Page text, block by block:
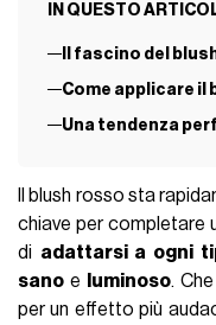
IN QUESTO
Il fascino del
Come applicare il
Una tendenza
Il blush rosso sta
chiave per completare
di adattarsi a ogni
sano e luminoso.
per un effetto più